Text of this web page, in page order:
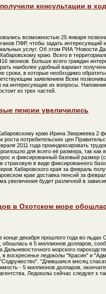
консультации в
возможностью 25 января
ПФР, чтобы задать интересующий
услуг. Об этом РИА "Новости
краю. Всего в
звонков. Больше всего граждан
наиболее удобный вариант
сроки, в которые необходимо
заявлением Всем
на интересующие их вопросы.
из трех частей.
пенсии увеличились
краю Ирина Звержеева 2
потребительских цен
2011 года проиндексировать
для всего её размера, так как
и фиксированный базовый размер
страховую в виде фиксированного
Хабаровского края за февраль
крае доставка пенсий за
увеличения будет различной в
в Охотском море
декабря прошлого года во льдах
в 5 миллионов долларов,
Дальневосточного морского
воскресенье ледоколы "Красин" и
"Длившаяся месяц
- 5 миллионов долларов,
Ледоколы сейчас следуют к